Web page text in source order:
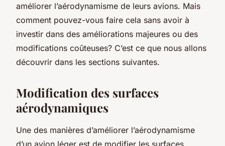
améliorer l’aérodynamisme de leurs avions. Mais
comment pouvez-vous faire cela sans avoir à
investir dans des améliorations majeures ou des
modifications coûteuses? C’est ce que nous allons
découvrir dans les sections suivantes.
Modification des surfaces
aérodynamiques
Une des manières d’améliorer l’aérodynamisme
d’un avion léger est de modifier les surfaces